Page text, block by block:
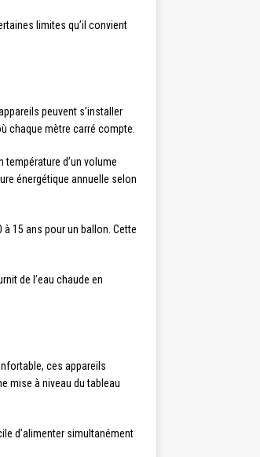
limites qu’il convient
peuvent s’installer
chaque mètre carré compte.
température d’un volume
énergétique annuelle selon
15 ans pour un ballon. Cette
de l’eau chaude en
ces appareils
mise à niveau du tableau
d’alimenter simultanément